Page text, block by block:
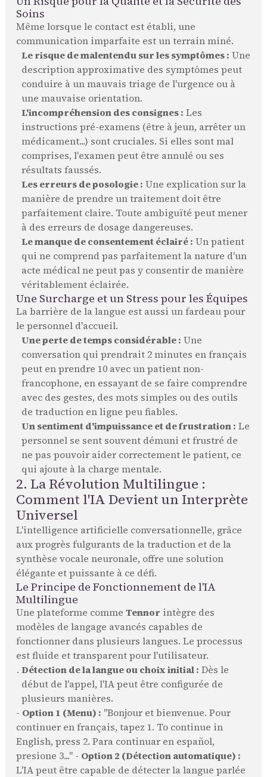
Soins
Même lorsque le contact est établi, une
communication imparfaite est un terrain miné.
Le risque de malentendu sur les symptômes : Une
description approximative des symptômes peut
conduire à un mauvais triage de l'urgence ou à
une mauvaise orientation.
L'incompréhension des consignes : Les
instructions pré-examens (être à jeun, arrêter un
médicament...) sont cruciales. Si elles sont mal
comprises, l'examen peut être annulé ou ses
résultats faussés.
Les erreurs de posologie : Une explication sur la
manière de prendre un traitement doit être
parfaitement claire. Toute ambiguïté peut mener
à des erreurs de dosage dangereuses.
Le manque de consentement éclairé : Un patient
qui ne comprend pas parfaitement la nature d'un
acte médical ne peut pas y consentir de manière
véritablement éclairée.
Une Surcharge et un Stress pour les Équipes
La barrière de la langue est aussi un fardeau pour
le personnel d'accueil.
Une perte de temps considérable : Une
conversation qui prendrait 2 minutes en français
peut en prendre 10 avec un patient non-
francophone, en essayant de se faire comprendre
avec des gestes, des mots simples ou des outils
de traduction en ligne peu fiables.
Un sentiment d'impuissance et de frustration : Le
personnel se sent souvent démuni et frustré de
ne pas pouvoir aider correctement le patient, ce
qui ajoute à la charge mentale.
2. La Révolution Multilingue :
Comment l'IA Devient un Interprète
Universel
L'intelligence artificielle conversationnelle, grâce
aux progrès fulgurants de la traduction et de la
synthèse vocale neuronale, offre une solution
élégante et puissante à ce défi.
Le Principe de Fonctionnement de l'IA
Multilingue
Une plateforme comme Tennor intègre des
modèles de langage avancés capables de
fonctionner dans plusieurs langues. Le processus
est fluide et transparent pour l'utilisateur.
Détection de la langue ou choix initial : Dès le
début de l'appel, l'IA peut être configurée de
plusieurs manières.
- Option 1 (Menu) : "Bonjour et bienvenue. Pour
continuer en français, tapez 1. To continue in
English, press 2. Para continuar en español,
presione 3..." - Option 2 (Détection automatique) :
L'IA peut être capable de détecter la langue parlée